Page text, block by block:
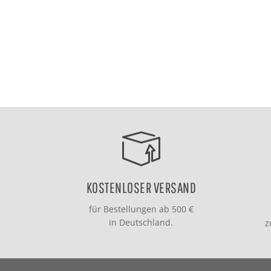
KOSTENLOSER VERSAND
für Bestellungen ab 500 €
in Deutschland.